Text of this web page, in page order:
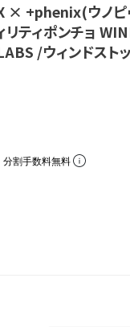
+phenix(ウノピ
リティポンチョ
/ウィンドスト
分割手数料無料